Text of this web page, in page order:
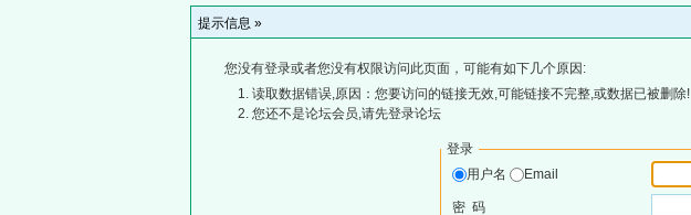
提示信息 »
您没有登录或者您没有权限访问此页面，可能有如下几个原因:
读取数据错误,原因：您要访问的链接无效,可能链接不完整,或数据已被删除!
您还不是论坛会员,请先登录论坛
登录
用户名
Email
密 码